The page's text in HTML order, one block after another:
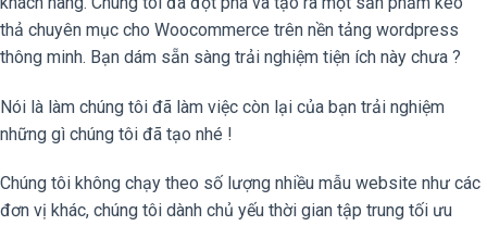
thả chuyên mục cho Woocommerce trên nền tảng wordpress
thông minh. Bạn dám sẵn sàng trải nghiệm tiện ích này chưa ?
Nói là làm chúng tôi đã làm việc còn lại của bạn trải nghiệm
những gì chúng tôi đã tạo nhé !
Chúng tôi không chạy theo số lượng nhiều mẫu website như các
đơn vị khác, chúng tôi dành chủ yếu thời gian tập trung tối ưu